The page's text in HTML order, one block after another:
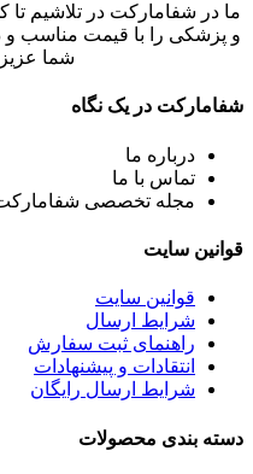
ما در شفامارکت در تلاشیم
و پزشکی را با قیمت مناسب و
شما
شفامارکت در یک نگاه
درباره ما
تماس با ما
مجله تخصصی
قوانین سایت
قوانین سایت
شرایط ارسال
راهنمای ثبت سفارش
انتقادات و پیشنهادات
شرایط ارسال رایگان
دسته بندی محصولات